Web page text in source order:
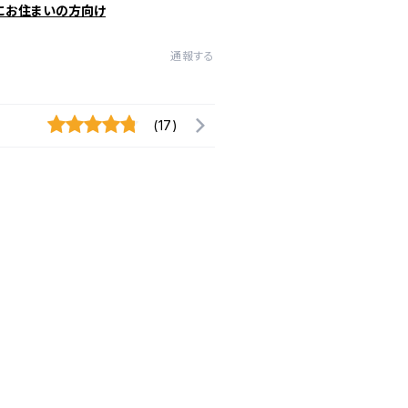
お住まいの方向け
通報する
(17)